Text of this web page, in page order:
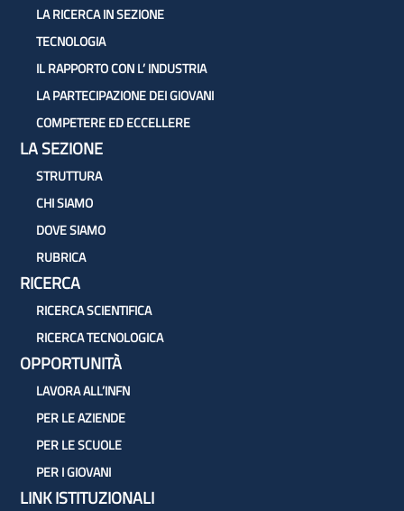
LA RICERCA IN SEZIONE
TECNOLOGIA
IL RAPPORTO CON L’ INDUSTRIA
LA PARTECIPAZIONE DEI GIOVANI
COMPETERE ED ECCELLERE
LA SEZIONE
STRUTTURA
CHI SIAMO
DOVE SIAMO
RUBRICA
RICERCA
RICERCA SCIENTIFICA
RICERCA TECNOLOGICA
OPPORTUNITÀ
LAVORA ALL’INFN
PER LE AZIENDE
PER LE SCUOLE
PER I GIOVANI
LINK ISTITUZIONALI